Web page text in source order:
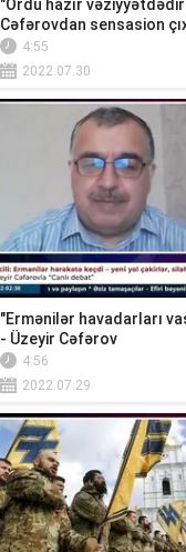
"Ordu hazır
Cəfərovdan sensasion
4:55
2022.07.30
"Ermənilər havadarları
- Üzeyir Cəfərov
4:56
2022.07.29